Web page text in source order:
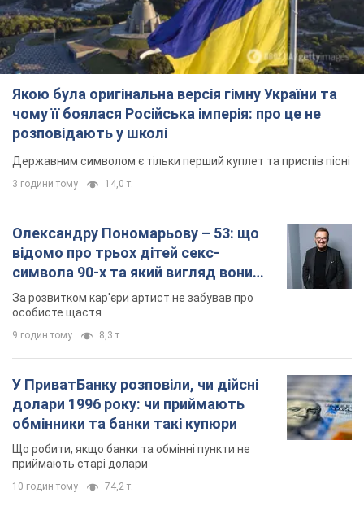
Якою була оригінальна версія гімну України та
чому її боялася Російська імперія: про це не
розповідають у школі
Державним символом є тільки перший куплет та приспів пісні
3 години тому 14,0 т.
Олександру Пономарьову – 53: що
відомо про трьох дітей секс-
символа 90-х та який вигляд вони
мають
За розвитком кар'єри артист не забував про
особисте щастя
9 годин тому 8,3 т.
У ПриватБанку розповіли, чи дійсні
долари 1996 року: чи приймають
обмінники та банки такі купюри
Що робити, якщо банки та обмінні пункти не
приймають старі долари
10 годин тому 74,2 т.